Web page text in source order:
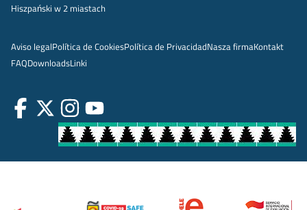
Hiszpański w 2 miastach
Aviso legalPolítica de CookiesPolítica de PrivacidadNasza firmaKontakt
FAQDownloadsLinki